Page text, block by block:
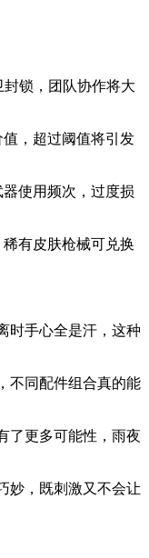
锁，团队协作将大
，超过阈值将引发
使用频次，过度损
有皮肤枪械可兑换
时手心全是汗，这种
不同配件组合真的能
了更多可能性，雨夜
妙，既刺激又不会让